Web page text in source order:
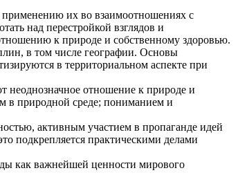
применению их во взаимоотношениях с
над перестройкой взглядов и
к природе и собственному здоровью.
в том числе географии. Основы
в территориальном аспекте при
неоднозначное отношение к природе и
в природной среде; пониманием и
активным участием в пропаганде идей
подкрепляется практическими делами
как важнейшей ценности мирового